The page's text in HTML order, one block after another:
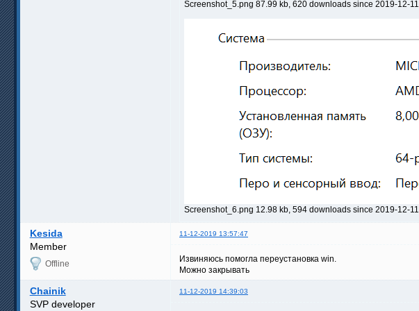
Screenshot_5.png 87.99 kb, 620 downloads since 2019-12-11
Screenshot_6.png 12.98 kb, 594 downloads since 2019-12-11
Kesida 11-12-2019 13:57:47
Member
Offline
Извиняюсь помогла переустановка win.
Можно закрывать
Chainik 11-12-2019 14:39:03
SVP developer